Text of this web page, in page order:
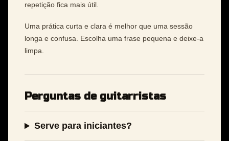
repetição fica mais útil.
Uma prática curta e clara é melhor que uma sessão
longa e confusa. Escolha uma frase pequena e deixe-a
limpa.
Perguntas de guitarristas
Serve para iniciantes?